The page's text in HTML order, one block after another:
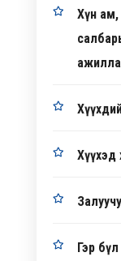
Хүн ам,
Хүүхэд
Гэр бүл